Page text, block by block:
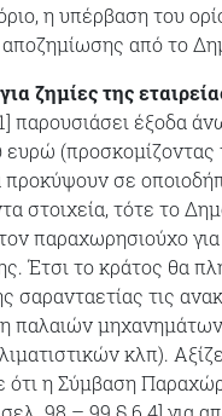
η υπέρβαση του
από το
ζημίες της
παρουσιάσει έξοδα
(προσκομίζοντας
προκύψουν σε
στοιχεία, τότε το
παραχωρησιούχο
Έτσι το κράτος θα
σαρανταετίας τις
παλαιών
κλπ).
ότι η Σύμβαση